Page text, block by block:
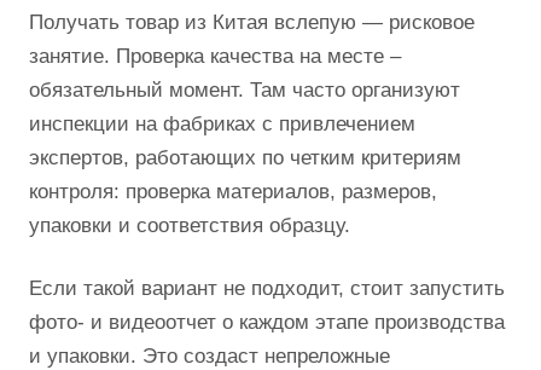
Получать товар из Китая вслепую — рисковое
занятие. Проверка качества на месте –
обязательный момент. Там часто организуют
инспекции на фабриках с привлечением
экспертов, работающих по четким критериям
контроля: проверка материалов, размеров,
упаковки и соответствия образцу.
Если такой вариант не подходит, стоит запустить
фото- и видеоотчет о каждом этапе производства
и упаковки. Это создаст непреложные